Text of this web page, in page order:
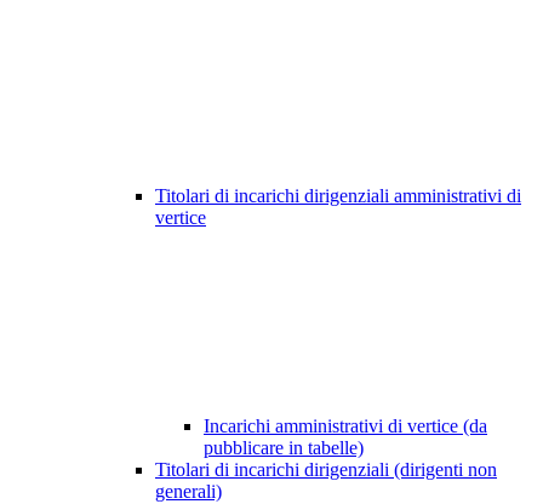
Titolari di incarichi dirigenziali amministrativi di
vertice
Incarichi amministrativi di vertice (da
pubblicare in tabelle)
Titolari di incarichi dirigenziali (dirigenti non
generali)